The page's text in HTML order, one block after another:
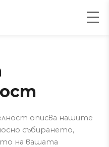
описва нашите
събирането,
на вашата